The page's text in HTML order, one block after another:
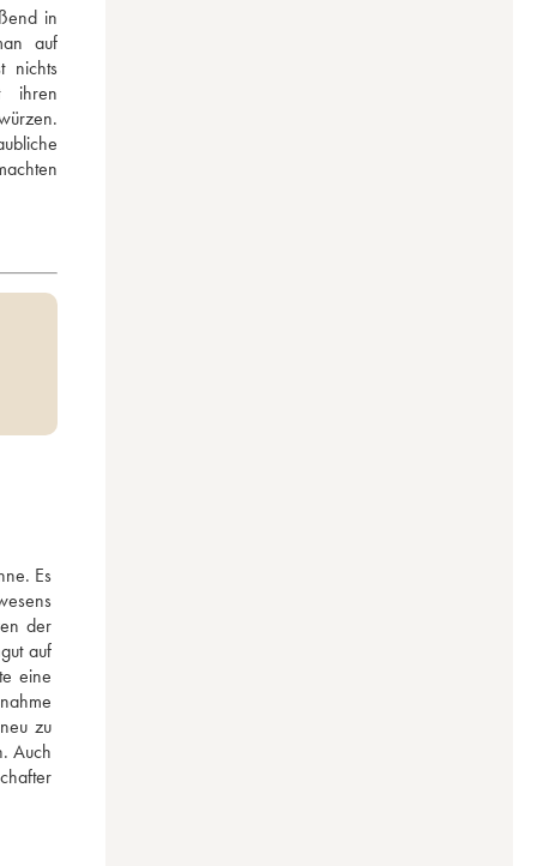
in
auf
nichts
ihren
Es
der
auf
eine
zu
Auch